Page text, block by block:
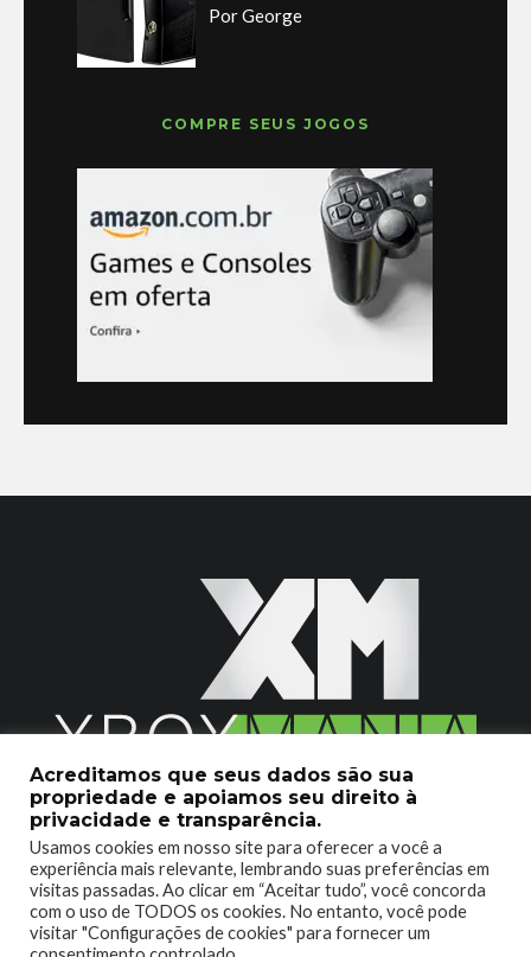
Por George
COMPRE SEUS JOGOS
2020 © Xboxmania. Todos os Direitos Reservados.
SOBRE O XBOX MANIA CONTATO
ENCONTROU UM PROBLEMA?
Acreditamos que seus dados são sua
propriedade e apoiamos seu direito à
privacidade e transparência.
Usamos cookies em nosso site para oferecer a você a
experiência mais relevante, lembrando suas preferências em
visitas passadas. Ao clicar em “Aceitar tudo”, você concorda
com o uso de TODOS os cookies. No entanto, você pode
visitar "Configurações de cookies" para fornecer um